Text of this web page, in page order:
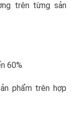
trên từng sản
60%
phẩm trên hợp